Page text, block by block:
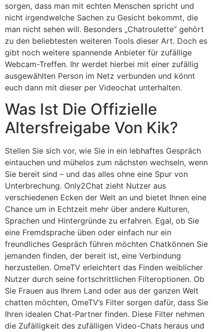
sorgen, dass man mit echten Menschen spricht und
nicht irgendwelche Sachen zu Gesicht bekommt, die
man nicht sehen will. Besonders „Chatroulette“ gehört
zu den beliebtesten weiteren Tools dieser Art. Doch es
gibt noch weitere spannende Anbieter für zufällige
Webcam-Treffen. Ihr werdet hierbei mit einer zufällig
ausgewählten Person im Netz verbunden und könnt
euch dann mit dieser per Videochat unterhalten.
Was Ist Die Offizielle
Altersfreigabe Von Kik?
Stellen Sie sich vor, wie Sie in ein lebhaftes Gespräch
eintauchen und mühelos zum nächsten wechseln, wenn
Sie bereit sind – und das alles ohne eine Spur von
Unterbrechung. Only2Chat zieht Nutzer aus
verschiedenen Ecken der Welt an und bietet Ihnen eine
Chance um in Echtzeit mehr über andere Kulturen,
Sprachen und Hintergründe zu erfahren. Egal, ob Sie
eine Fremdsprache üben oder einfach nur ein
freundliches Gespräch führen möchten Chatkönnen Sie
jemanden finden, der bereit ist, eine Verbindung
herzustellen. OmeTV erleichtert das Finden weiblicher
Nutzer durch seine fortschrittlichen Filteroptionen. Ob
Sie Frauen aus Ihrem Land oder aus der ganzen Welt
chatten möchten, OmeTV’s Filter sorgen dafür, dass Sie
Ihren idealen Chat-Partner finden. Diese Filter nehmen
die Zufälligkeit des zufälligen Video-Chats heraus und